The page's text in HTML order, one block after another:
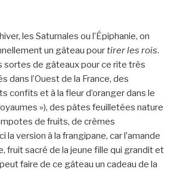
les Saturnales ou l’Épiphanie, on
un gâteau pourtirer les rois.
sortes de gâteaux pour ce rite très
dans l’Ouest de la France, des
confits et à la fleur d’oranger dans le
»), des pâtes feuilletées nature
de fruits, de crèmes
la version à la frangipane, car l’amande
fruit sacré de la jeune fille qui grandit et
faire de ce gâteau un cadeau de la